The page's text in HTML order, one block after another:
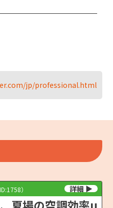
jp/professional.html
ID:1758）